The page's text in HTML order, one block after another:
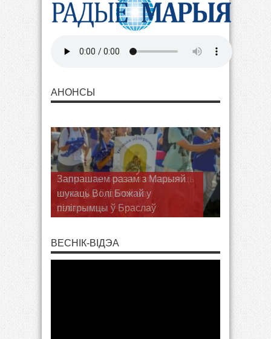
АНОНСЫ
Запрашаем разам з Марыяй
шукаць Волі Божай у
пілігрымцы ў Браслаў
ВЕСНІК-ВІДЭА